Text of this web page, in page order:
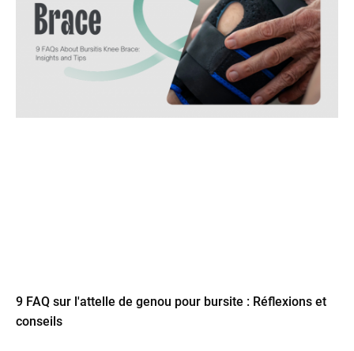
9 FAQ sur l'attelle de genou pour bursite : Réflexions et
conseils